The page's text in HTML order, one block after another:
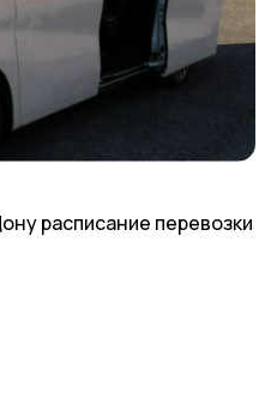
расписание перевозки